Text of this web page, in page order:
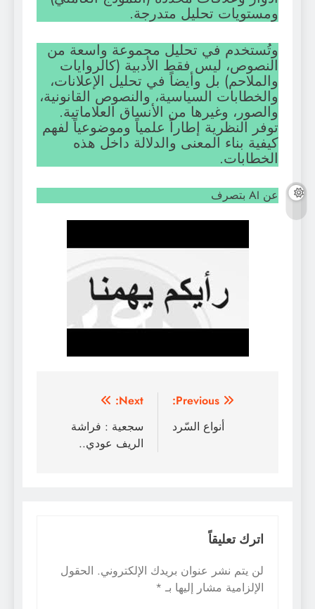
ومستويات تحليل متدرجة.
وتُستخدم في تحليل مجموعة واسعة من
النصوص، ليس فقط الأدبية (كالروايات
والملاحم) بل وأيضاً في تحليل الإعلانات،
والخطابات السياسية، والنصوص القانونية،
والصور، وغيرها من الأنساق العلاماتية.
توفر النظرية إطاراً علمياً وموضوعياً لفهم
كيفية بناء المعنى والدلالة داخل هذه
الخطابات.
عن AI بتصرف
تصفّح
المقالات
Previous:
أنواع السّرد
Next:
سجعية : فراشة
الريف عودي..
اترك تعليقاً
لن يتم نشر عنوان بريدك الإلكتروني. الحقول
الإلزامية مشار إليها بـ *